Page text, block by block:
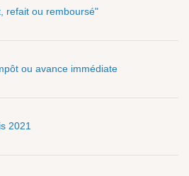
refait ou remboursé"
ou avance immédiate
2021